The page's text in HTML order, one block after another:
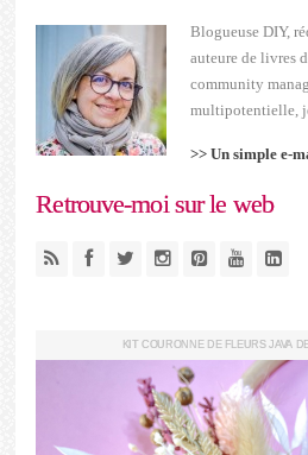
Blogueuse DIY,
auteure de livres
community
multipotentielle,
>> Un simple e-
Retrouve-moi sur le web
KIT COURONNE DE FLEURS JAVA